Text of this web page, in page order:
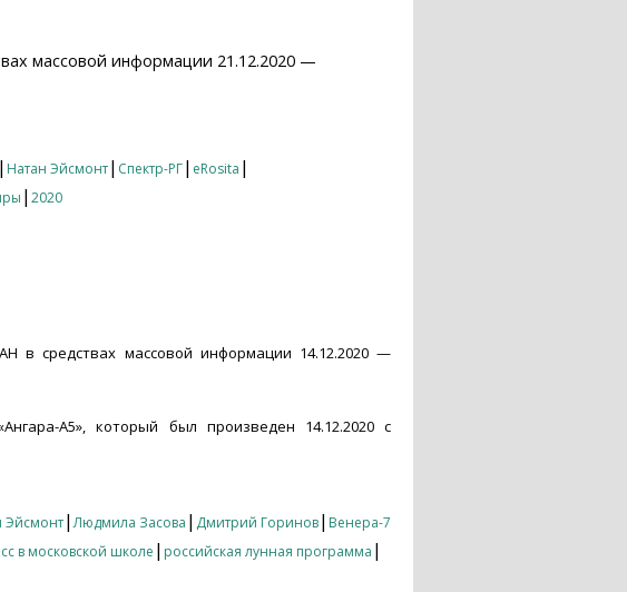
массовой информации 21.12.2020 —
| Натан Эйсмонт| Спектр-РГ| eRosita |
| 2020
в средствах массовой информации 14.12.2020 —
А5», который был произведен 14.12.2020 с
Эйсмонт|Людмила Засова | Дмитрий Горинов| Венера-7
в московской школе | российская лунная программа |